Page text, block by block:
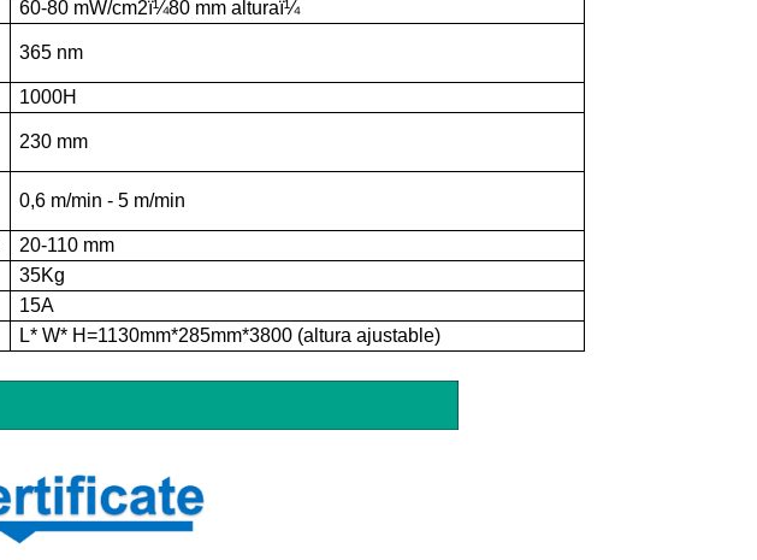
60-80 mW/cm2ï¼80 mmalturaï¼
365 nm
1000H
230 mm
0,6 m/min - 5 m/min
20-110 mm
35Kg
15A
L* W* H=1130mm*285mm*3800 (altura ajustable)